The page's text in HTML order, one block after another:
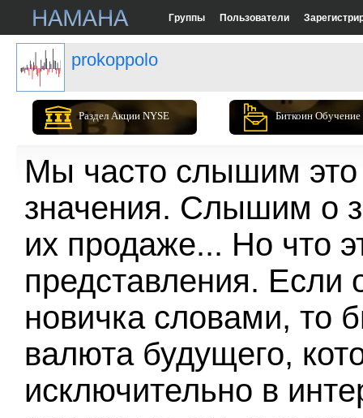
Группы Пользователи
prokoppolo
Раздел Акции NYSE Биткоин Обучение
Мы часто слышим
значения. Слышим о
их продаже... Но что
представления. Если
новичка словами, то
валюта будущего,
исключительно в